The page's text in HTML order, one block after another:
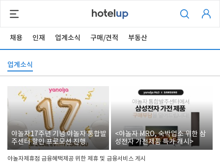
채용 인재 업계소식 구매/견적 부동산
업계소식
야놀자17주년 기념 야놀자 통합발
주센터 할인 프로모션 진행
<야놀자 MRO, 숙박업소 위한 삼
성전자 가전제품 특가 개시>
야놀자제휴점 금융혜택제공 위한 제휴 및 금융서비스 게시